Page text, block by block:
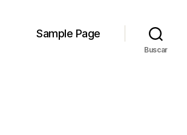
Sample Page
Buscar